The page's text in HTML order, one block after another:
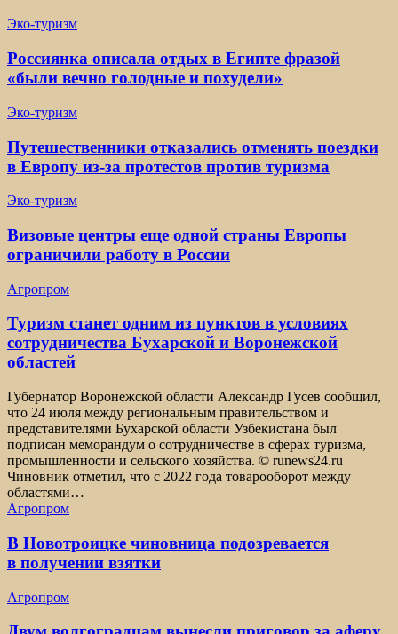
Эко-туризм
Россиянка описала отдых в Египте фразой
«были вечно голодные и похудели»
Эко-туризм
Путешественники отказались отменять поездки
в Европу из-за протестов против туризма
Эко-туризм
Визовые центры еще одной страны Европы
ограничили работу в России
Агропром
Туризм станет одним из пунктов в условиях
сотрудничества Бухарской и Воронежской
областей
Губернатор Воронежской области Александр Гусев сообщил,
что 24 июля между региональным правительством и
представителями Бухарской области Узбекистана был
подписан меморандум о сотрудничестве в сферах туризма,
промышленности и сельского хозяйства. © runews24.ru
Чиновник отметил, что с 2022 года товарооборот между
областями…
Агропром
В Новотроицке чиновница подозревается
в получении взятки
Агропром